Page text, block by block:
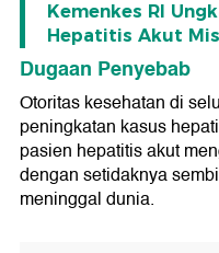
Kemenkes RI
Hepatitis Akut
Dugaan Penyebab
Otoritas kesehatan di
peningkatan kasus
pasien hepatitis akut
dengan setidaknya
meninggal dunia.